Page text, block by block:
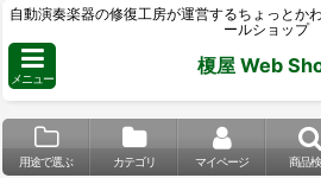
自動演奏楽器の修復工房が運営するちょっとか
ールショップ
メニュー
榎屋 Web
用途で選ぶ カテゴリ マイページ 商品